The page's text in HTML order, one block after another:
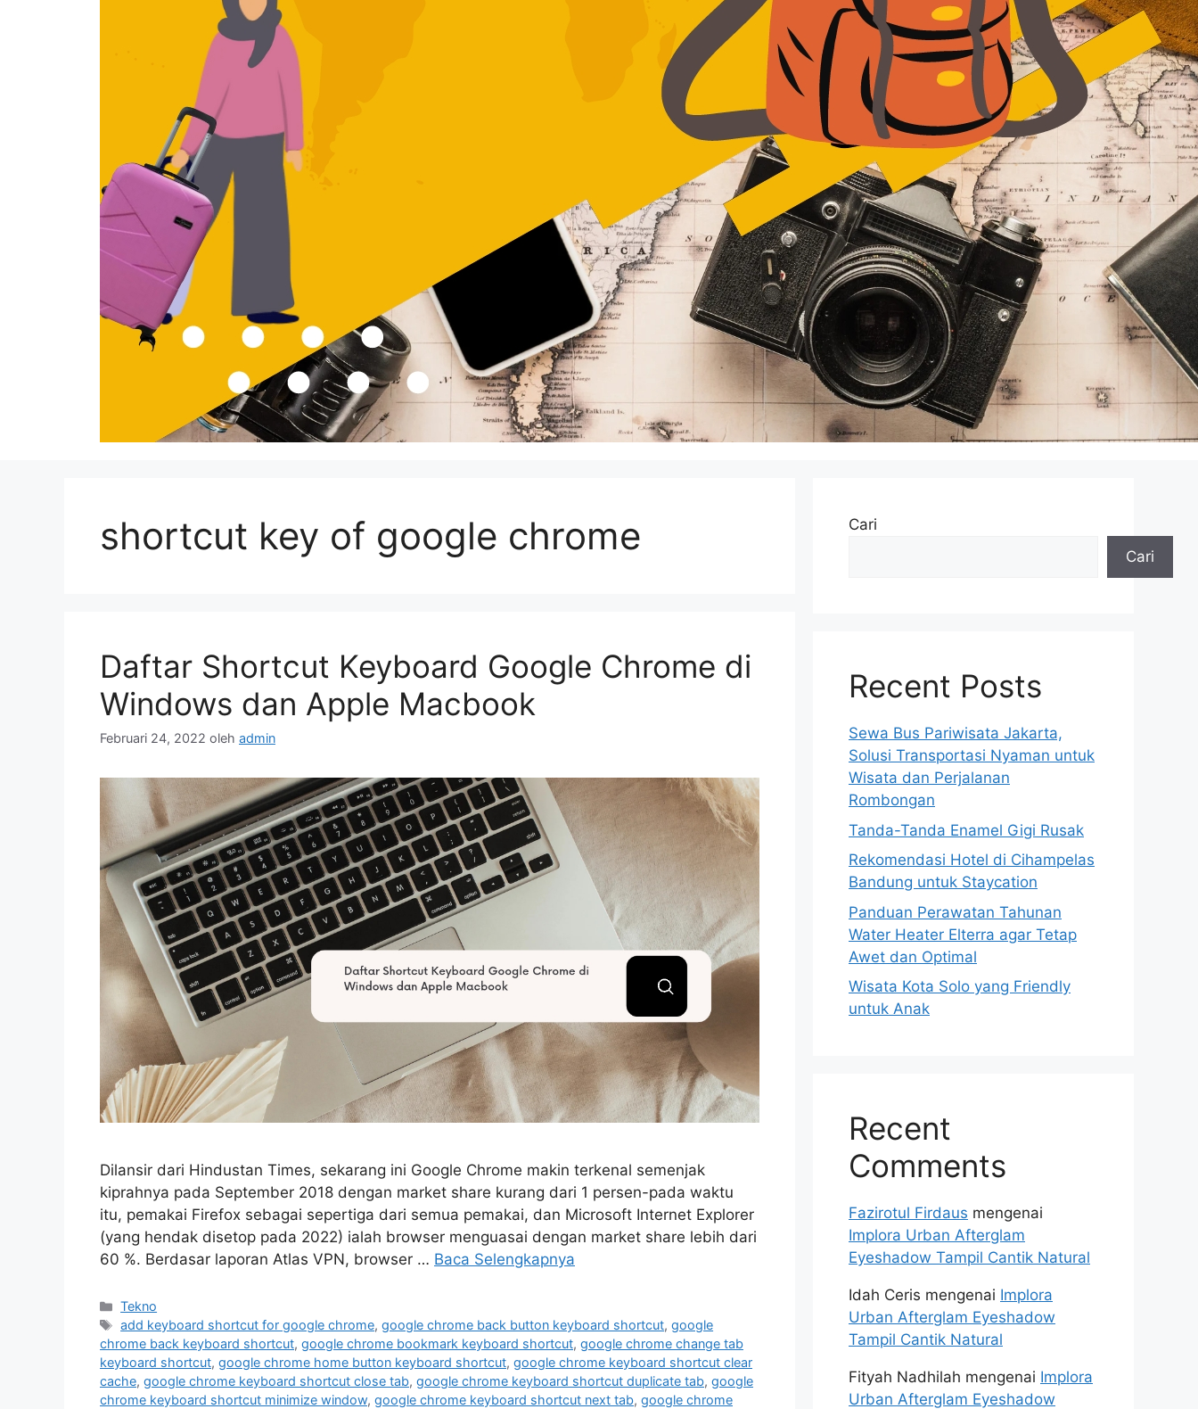
shortcut key of google chrome
Daftar Shortcut Keyboard Google Chrome di
Windows dan Apple Macbook
Februari 24, 2022 oleh admin
Dilansir dari Hindustan Times, sekarang ini Google Chrome makin terkenal semenjak
kiprahnya pada September 2018 dengan market share kurang dari 1 persen-pada waktu
itu, pemakai Firefox sebagai sepertiga dari semua pemakai, dan Microsoft Internet Explorer
(yang hendak disetop pada 2022) ialah browser menguasai dengan market share lebih dari
60 %. Berdasar laporan Atlas VPN, browser … Baca Selengkapnya
Kategori
Tekno
Tag
add keyboard shortcut for google chrome,google chrome back button keyboard shortcut,google
chrome back keyboard shortcut, google chrome bookmark keyboard shortcut, google chrome change tab
keyboard shortcut, google chrome home button keyboard shortcut, google chrome keyboard shortcut clear
cache, google chrome keyboard shortcut close tab, google chrome keyboard shortcut duplicate tab, google
chrome keyboard shortcut minimize window, google chrome keyboard shortcut next tab, google chrome
Cari
Cari
Recent Posts
Sewa Bus Pariwisata Jakarta,
Solusi Transportasi Nyaman untuk
Wisata dan Perjalanan
Rombongan
Tanda-Tanda Enamel Gigi Rusak
Rekomendasi Hotel di Cihampelas
Bandung untuk Staycation
Panduan Perawatan Tahunan
Water Heater Elterra agar Tetap
Awet dan Optimal
Wisata Kota Solo yang Friendly
untuk Anak
Recent
Comments
Fazirotul Firdaus mengenai
Implora Urban Afterglam
Eyeshadow Tampil Cantik Natural
Idah Ceris mengenai Implora
Urban Afterglam Eyeshadow
Tampil Cantik Natural
Fityah Nadhilah mengenai Implora
Urban Afterglam Eyeshadow